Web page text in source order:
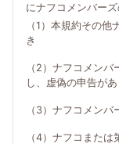
にナフコメンバーズ
（1）本規約その
き
（2）ナフコメン
し、虚偽の申告があ
（3）ナフコメンバ
（4）ナフコまた